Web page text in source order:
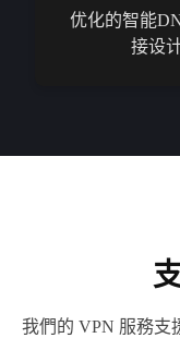
优化的智能
接设
我們的 VPN 服務支